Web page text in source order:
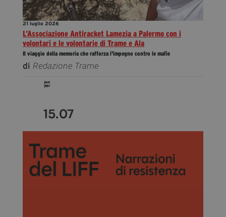
21 luglio 2026
L’Associazione Antiracket Lamezia a Palermo con i
volontari e le volontarie di Trame e Ala
Il viaggio della memoria che rafforza l'impegno contro le mafie
di Redazione Trame